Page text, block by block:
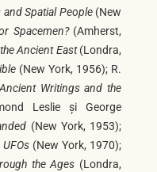
Spatial People(New
Spacemen?(Amherst,
Ancient East(Londra,
(New York, 1956); R.
Writings and the
Leslie și George
(New York, 1953);
(New York, 1970);
the Ages (Londra,